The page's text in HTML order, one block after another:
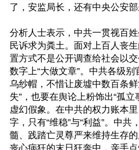
了，安监局长，还有中央公安
分析人士表示，中共一贯视百
民诉求为粪土。面对上百人丧
置方式不是公开调查给社会以
数字上“大做文章”。中共各级
乌纱帽，不惜让废墟中数百条
失”，也要在舆论上粉饰出“孤立
虚幻假象。在中共的权力账本里
字，只有“维稳”与“利益”。中共
髓、践踏亡灵尊严来维持生存
丧心病狂的末日狂奔中，亲手点